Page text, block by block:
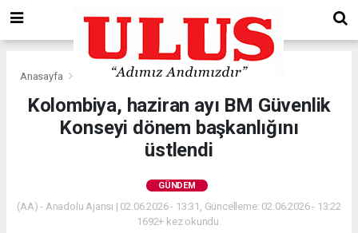
Anasayfa Gündem
Kolombiya, haziran ayı BM Güvenlik
Konseyi dönem başkanlığını
üstlendi
GÜNDEM
(AA) - Anadolu Ajansı | 02.06.2026 - 13:31, Güncelleme: 02.06.2026 - 13:22
1692+ kez okundu.